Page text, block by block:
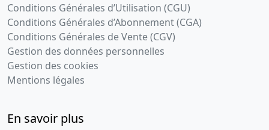
Conditions Générales d’Utilisation (CGU)
Conditions Générales d’Abonnement (CGA)
Conditions Générales de Vente (CGV)
Gestion des données personnelles
Gestion des cookies
Mentions légales
En savoir plus